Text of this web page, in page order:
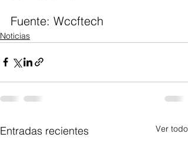
Fuente: Wccftech
Noticias
Entradas recientes Ver todo